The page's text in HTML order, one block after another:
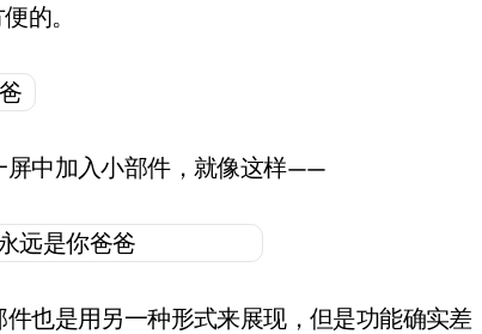
的。
屏中加入小部件，就像这样——
也是用另一种形式来展现，但是功能确实差